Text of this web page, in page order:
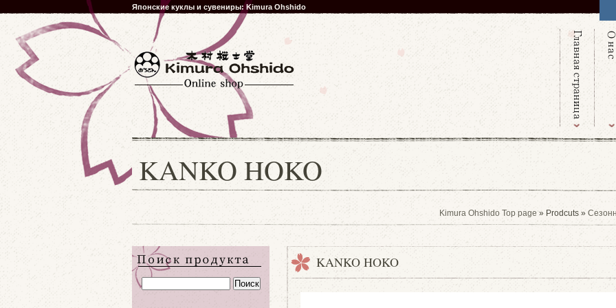
Японские куклы и сувениры: Kimura Ohshido
KANKO HOKO
Kimura Ohshido Top page » Prodcuts »
KANKO HOKO